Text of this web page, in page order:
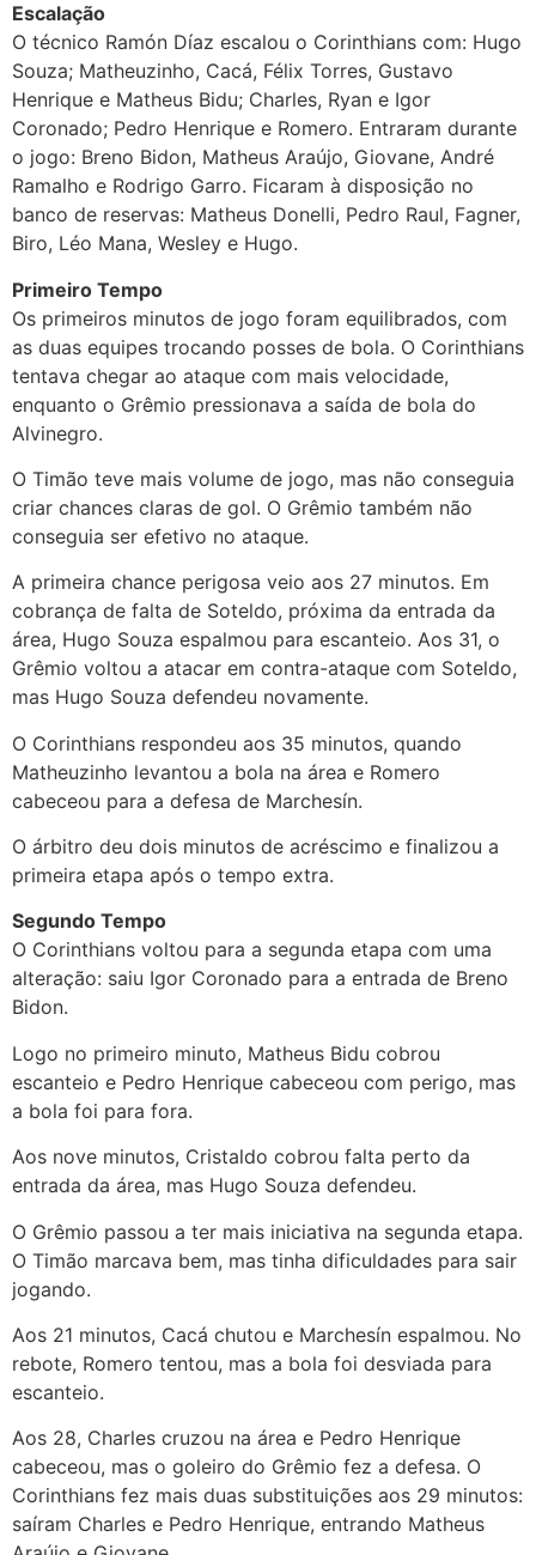
Escalação
O técnico Ramón Díaz escalou o Corinthians com: Hugo
Souza; Matheuzinho, Cacá, Félix Torres, Gustavo
Henrique e Matheus Bidu; Charles, Ryan e Igor
Coronado; Pedro Henrique e Romero. Entraram durante
o jogo: Breno Bidon, Matheus Araújo, Giovane, André
Ramalho e Rodrigo Garro. Ficaram à disposição no
banco de reservas: Matheus Donelli, Pedro Raul, Fagner,
Biro, Léo Mana, Wesley e Hugo.
Primeiro Tempo
Os primeiros minutos de jogo foram equilibrados, com
as duas equipes trocando posses de bola. O Corinthians
tentava chegar ao ataque com mais velocidade,
enquanto o Grêmio pressionava a saída de bola do
Alvinegro.
O Timão teve mais volume de jogo, mas não conseguia
criar chances claras de gol. O Grêmio também não
conseguia ser efetivo no ataque.
A primeira chance perigosa veio aos 27 minutos. Em
cobrança de falta de Soteldo, próxima da entrada da
área, Hugo Souza espalmou para escanteio. Aos 31, o
Grêmio voltou a atacar em contra-ataque com Soteldo,
mas Hugo Souza defendeu novamente.
O Corinthians respondeu aos 35 minutos, quando
Matheuzinho levantou a bola na área e Romero
cabeceou para a defesa de Marchesín.
O árbitro deu dois minutos de acréscimo e finalizou a
primeira etapa após o tempo extra.
Segundo Tempo
O Corinthians voltou para a segunda etapa com uma
alteração: saiu Igor Coronado para a entrada de Breno
Bidon.
Logo no primeiro minuto, Matheus Bidu cobrou
escanteio e Pedro Henrique cabeceou com perigo, mas
a bola foi para fora.
Aos nove minutos, Cristaldo cobrou falta perto da
entrada da área, mas Hugo Souza defendeu.
O Grêmio passou a ter mais iniciativa na segunda etapa.
O Timão marcava bem, mas tinha dificuldades para sair
jogando.
Aos 21 minutos, Cacá chutou e Marchesín espalmou. No
rebote, Romero tentou, mas a bola foi desviada para
escanteio.
Aos 28, Charles cruzou na área e Pedro Henrique
cabeceou, mas o goleiro do Grêmio fez a defesa. O
Corinthians fez mais duas substituições aos 29 minutos:
saíram Charles e Pedro Henrique, entrando Matheus